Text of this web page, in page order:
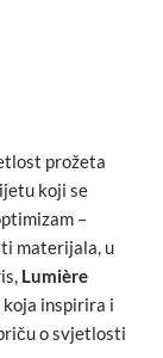
prožeta
koji se
–
materijala, u
Lumière
inspirira i
o svjetlosti